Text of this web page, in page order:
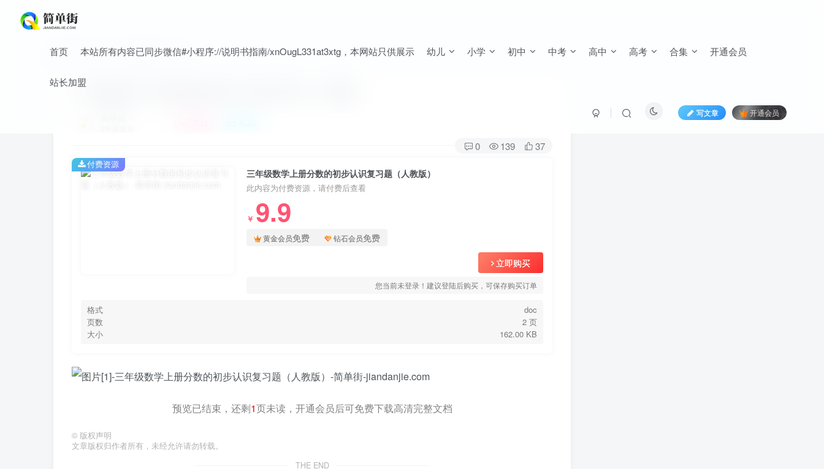
首页 本站所有内容已同步微信#小程序://说明书指南/xnOugL331at3xtg，本网站只供展示 幼儿 小学 初中 中考 高中 高考 合集 开通会员
站长加盟
写文章 开通会员
首页 小学 小学数学 正文
三年级数学上册分数的初步认识复习题（人教版）
0 139 37
三年级数学上册分数的初步认识复习题（人教版）
此内容为付费资源，请付费后查看
￥ 9.9
黄金会员免费 钻石会员免费
立即购买
您当前未登录！建议登陆后购买，可保存购买订单
格式
doc
页数
2 页
大小
162.00 KB
付费资源
预览已结束，还剩1页未读，开通会员后可免费下载高清完整文档
© 版权声明
文章版权归作者所有，未经允许请勿转载。
THE END